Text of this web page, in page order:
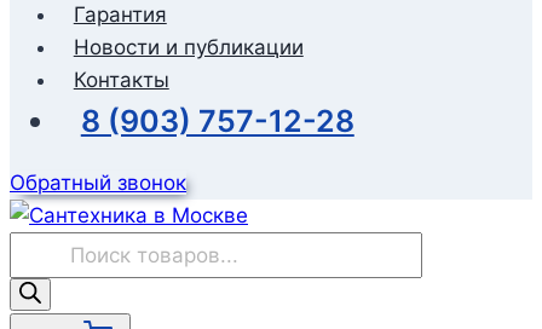
Гарантия
Новости и публикации
Контакты
8 (903) 757-12-28
Обратный звонок
товаров